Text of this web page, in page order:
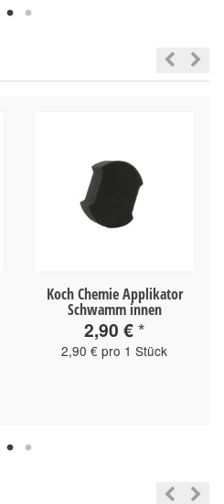
Koch Chemie Applikator
Schwamm innen
2,90 €*
2,90 € pro 1 Stück